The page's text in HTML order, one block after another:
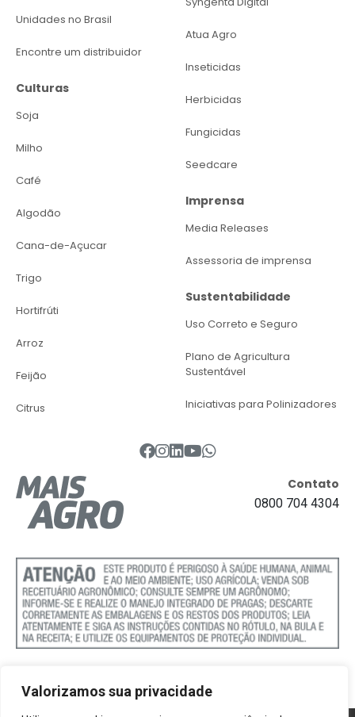
Valorizamos sua privacidade
Unidades no Brasil
Encontre um distribuidor
Culturas
Soja
Milho
Café
Algodão
Cana-de-Açucar
Trigo
Hortifrúti
Arroz
Feijão
Citrus
Atua Agro
Inseticidas
Herbicidas
Fungicidas
Seedcare
Imprensa
Media Releases
Assessoria de imprensa
Sustentabilidade
Uso Correto e Seguro
Plano de Agricultura
Sustentável
Iniciativas para Polinizadores
Contato
0800 704 4304